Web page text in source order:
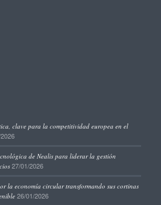
clave para la competitividad europea en el
de Nealis para liderar la gestión
27/01/2026
la economía circular transformando sus cortinas
26/01/2026